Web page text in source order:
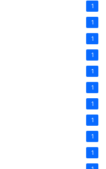
1
1
1
1
1
1
1
1
1
1